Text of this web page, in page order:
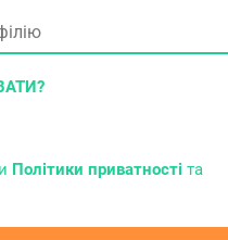
Політики приватності та